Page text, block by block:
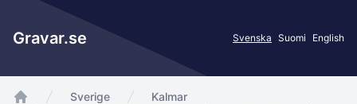
Gravar.se Svenska Suomi English
Sverige
Kalmar